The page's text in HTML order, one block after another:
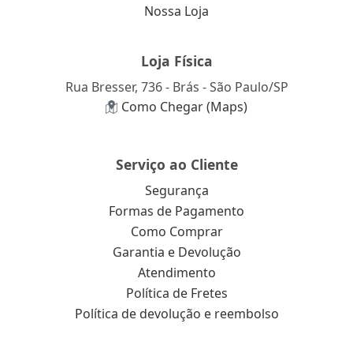
Nossa Loja
Loja Física
Rua Bresser, 736 - Brás - São Paulo/SP
Como Chegar (Maps)
Serviço ao Cliente
Segurança
Formas de Pagamento
Como Comprar
Garantia e Devolução
Atendimento
Política de Fretes
Política de devolução e reembolso